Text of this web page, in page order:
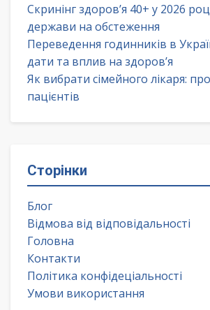
Скринінг здоров’я 40+ у 2026
держави на обстеження
Переведення годинників в
дати та вплив на здоров’я
Як вибрати сімейного лікаря:
пацієнтів
Сторінки
Блог
Відмова від відповідальності
Головна
Контакти
Політика конфідеціальності
Умови використання